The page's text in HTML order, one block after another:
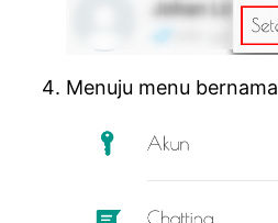
Menuju menu bernama